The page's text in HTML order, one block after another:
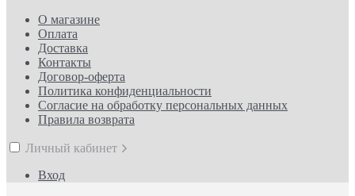
О магазине
Оплата
Доставка
Контакты
Договор-оферта
Политика конфиденциальности
Согласие на обработку персональных данных
Правила возврата
Личный кабинет
Вход